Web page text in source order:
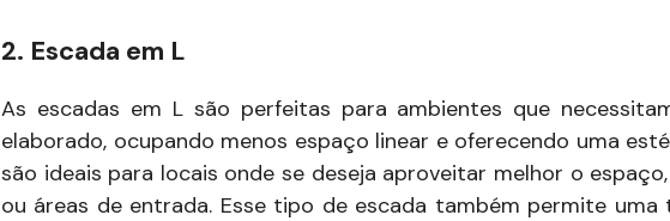
2. Escada em L
As escadas em L são perfeitas para ambientes que
elaborado, ocupando menos espaço linear e oferecendo uma
são ideais para locais onde se deseja aproveitar melhor o
ou áreas de entrada. Esse tipo de escada também permite uma